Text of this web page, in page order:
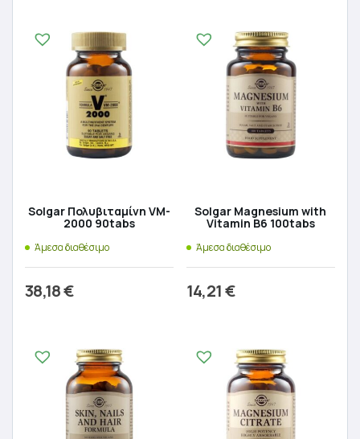
Solgar Πολυβιταμίνη VM-
2000 90tabs
Άμεσα διαθέσιμο
38,18€
Solgar Magnesium with
Vitamin B6 100tabs
Άμεσα διαθέσιμο
14,21€